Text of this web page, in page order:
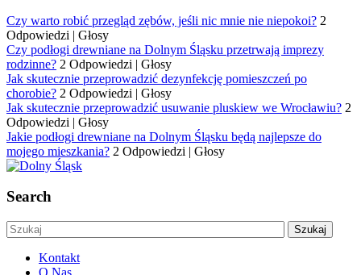
Czy warto robić przegląd zębów, jeśli nic mnie nie niepokoi? 2
Odpowiedzi | Głosy
Czy podłogi drewniane na Dolnym Śląsku przetrwają imprezy
rodzinne? 2 Odpowiedzi | Głosy
Jak skutecznie przeprowadzić dezynfekcję pomieszczeń po
chorobie? 2 Odpowiedzi | Głosy
Jak skutecznie przeprowadzić usuwanie pluskiew we Wrocławiu? 2
Odpowiedzi | Głosy
Jakie podłogi drewniane na Dolnym Śląsku będą najlepsze do
mojego mieszkania? 2 Odpowiedzi | Głosy
Search
Kontakt
O Nas